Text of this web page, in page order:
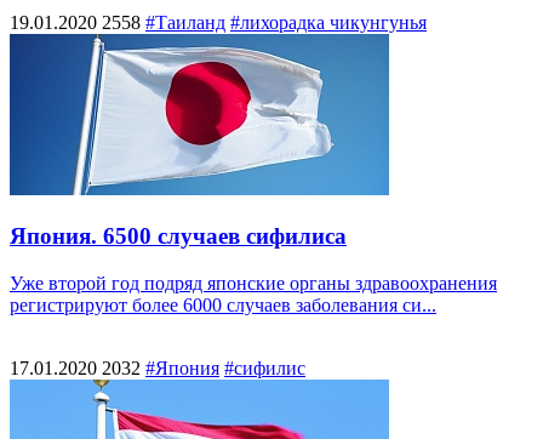
19.01.2020 2558 #Таиланд #лихорадка чикунгунья
Япония. 6500 случаев сифилиса
Уже второй год подряд японские органы здравоохранения
регистрируют более 6000 случаев заболевания си...
17.01.2020 2032 #Япония #сифилис